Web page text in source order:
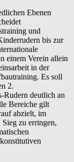
Ebenen
und
bis zur
einem Verein allein
in der
Es soll
2.
Rudern deutlich an
Bereiche gilt
abzielt, im
zu erringen,